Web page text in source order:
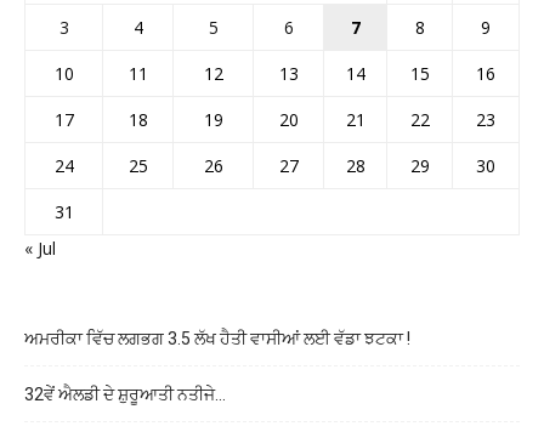
3
4 5 6 7 8
9
10
11 12 13 14 15
16
17
18 19 20 21 22
23
24
25 26 27 28 29
30
31
« Jul
ਅਮਰੀਕਾ ਵਿੱਚ ਲਗਭਗ 3.5 ਲੱਖ ਹੈਤੀ ਵਾਸੀਆਂ ਲਈ ਵੱਡਾ ਝਟਕਾ !
32ਵੇਂ ਐਲਡੀ ਦੇ ਸ਼ੁਰੂਆਤੀ ਨਤੀਜੇ…